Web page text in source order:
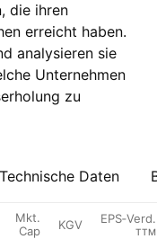
die ihren
erreicht haben.
analysieren sie
Unternehmen
zu
Technische Daten
Mkt.
Cap
KGV EPS‑Verd.
TTM